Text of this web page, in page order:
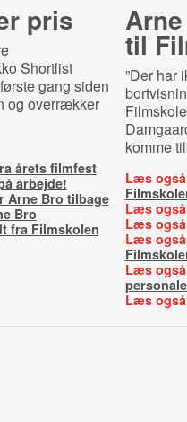
pris
Shortlist
gang siden
og overrækker
årets filmfest
arbejde!
Arne Bro tilbage
Bro
fra Filmskolen
til
”Der har
komme
Læs
Læs
Læs
Læs
Læs
Læs